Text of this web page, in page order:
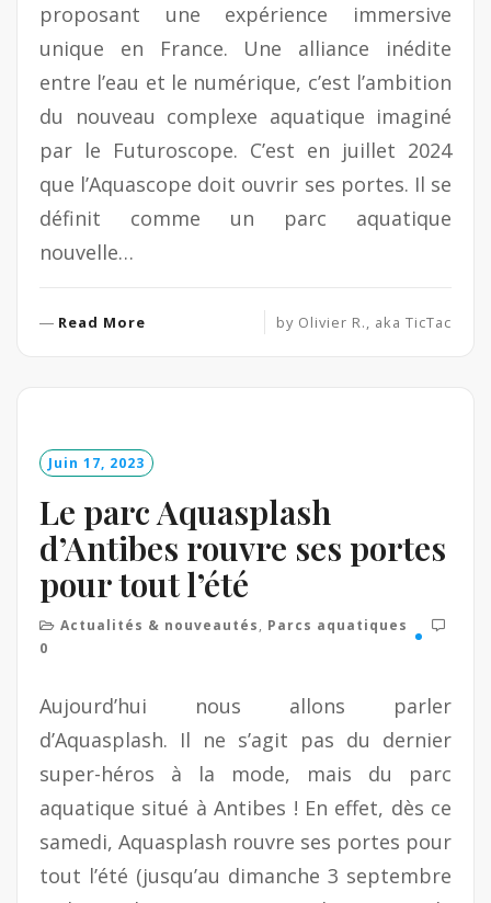
proposant une expérience immersive
unique en France. Une alliance inédite
entre l’eau et le numérique, c’est l’ambition
du nouveau complexe aquatique imaginé
par le Futuroscope. C’est en juillet 2024
que l’Aquascope doit ouvrir ses portes. Il se
définit comme un parc aquatique
nouvelle…
Read More
r
by Olivier R., aka TicTac
Juin 17, 2023
Le parc Aquasplash
d’Antibes rouvre ses portes
pour tout l’été
Actualités & nouveautés, Parcs aquatiques
0
Aujourd’hui nous allons parler
d’Aquasplash. Il ne s’agit pas du dernier
super-héros à la mode, mais du parc
aquatique situé à Antibes ! En effet, dès ce
samedi, Aquasplash rouvre ses portes pour
tout l’été (jusqu’au dimanche 3 septembre